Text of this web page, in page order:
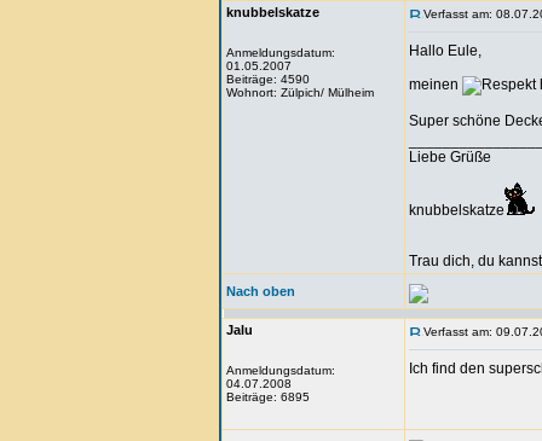
knubbelskatze
Anmeldungsdatum:
01.05.2007
Beiträge: 4590
Wohnort: Zülpich/ Mülheim
Verfasst am:
Hallo Eule,
meinen
Super schöne
Liebe Grüße
knubbelskatze
Trau dich, du
Nach oben
Jalu
Anmeldungsdatum:
04.07.2008
Beiträge: 6895
Verfasst am:
Ich find den